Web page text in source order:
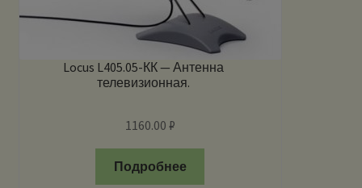
Locus L405.05-КК — Антенна
телевизионная.
1160.00 ₽
Подробнее